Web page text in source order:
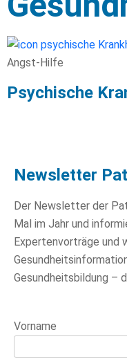
Angst-Hilfe
Psychische
Newsletter
Der Newsletter der
Mal im Jahr und
Expertenvorträge und
Gesundheitsbildung –
Vorname